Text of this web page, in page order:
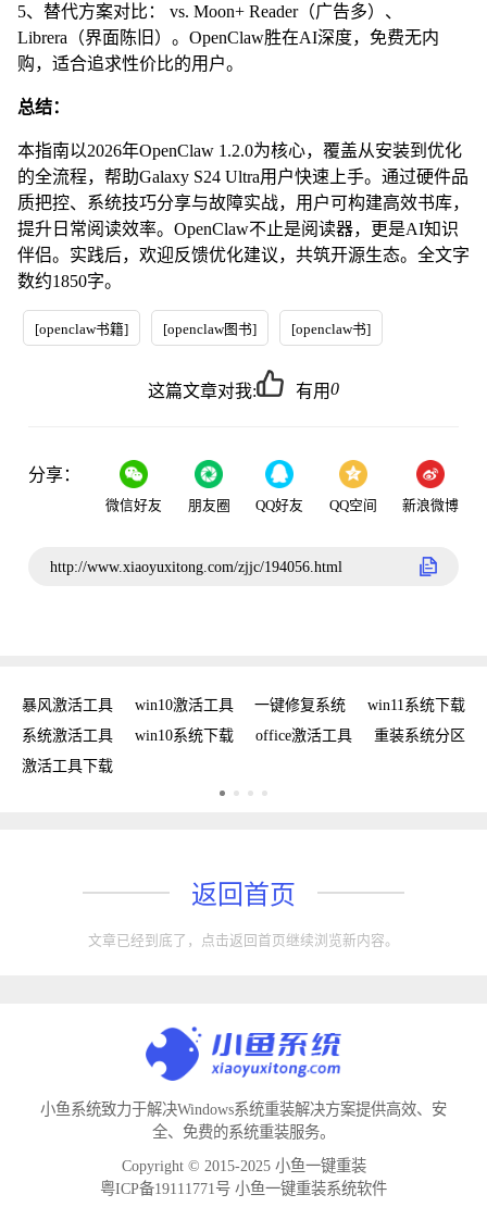
5、替代方案对比： vs. Moon+ Reader（广告多）、
Librera（界面陈旧）。OpenClaw胜在AI深度，免费无内
购，适合追求性价比的用户。
总结：
本指南以2026年OpenClaw 1.2.0为核心，覆盖从安装到优化
的全流程，帮助Galaxy S24 Ultra用户快速上手。通过硬件品
质把控、系统技巧分享与故障实战，用户可构建高效书库，
提升日常阅读效率。OpenClaw不止是阅读器，更是AI知识
伴侣。实践后，欢迎反馈优化建议，共筑开源生态。全文字
数约1850字。
[openclaw书籍] [openclaw图书] [openclaw书]
这篇文章对我: 有用0
分享：
微信好友 朋友圈 QQ好友 QQ空间 新浪微博
http://www.xiaoyuxitong.com/zjjc/194056.html
暴风激活工具 win10激活工具 一键修复系统
win11系统下载
系统激活工具
win10系统下载 office激活工具
重装系统分区
激活工具下载
返回首页
文章已经到底了，点击返回首页继续浏览新内容。
小鱼系统致力于解决Windows系统重装解决方案提供高效、安
全、免费的系统重装服务。
Copyright © 2015-2025 小鱼一键重装
粤ICP备19111771号 小鱼一键重装系统软件